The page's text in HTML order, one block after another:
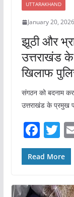
UTTARAKHAND
January 20, 2026
झूठी और
उत्तराखंड
खिलाफ
संगठन को बदनाम
उत्तराखंड के प्रमुख
F
a
c
T
w
itt
Read More